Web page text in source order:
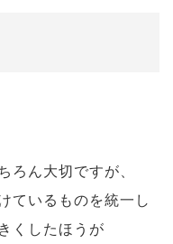
ろん大切ですが、
ているものを統一し
くしたほうが